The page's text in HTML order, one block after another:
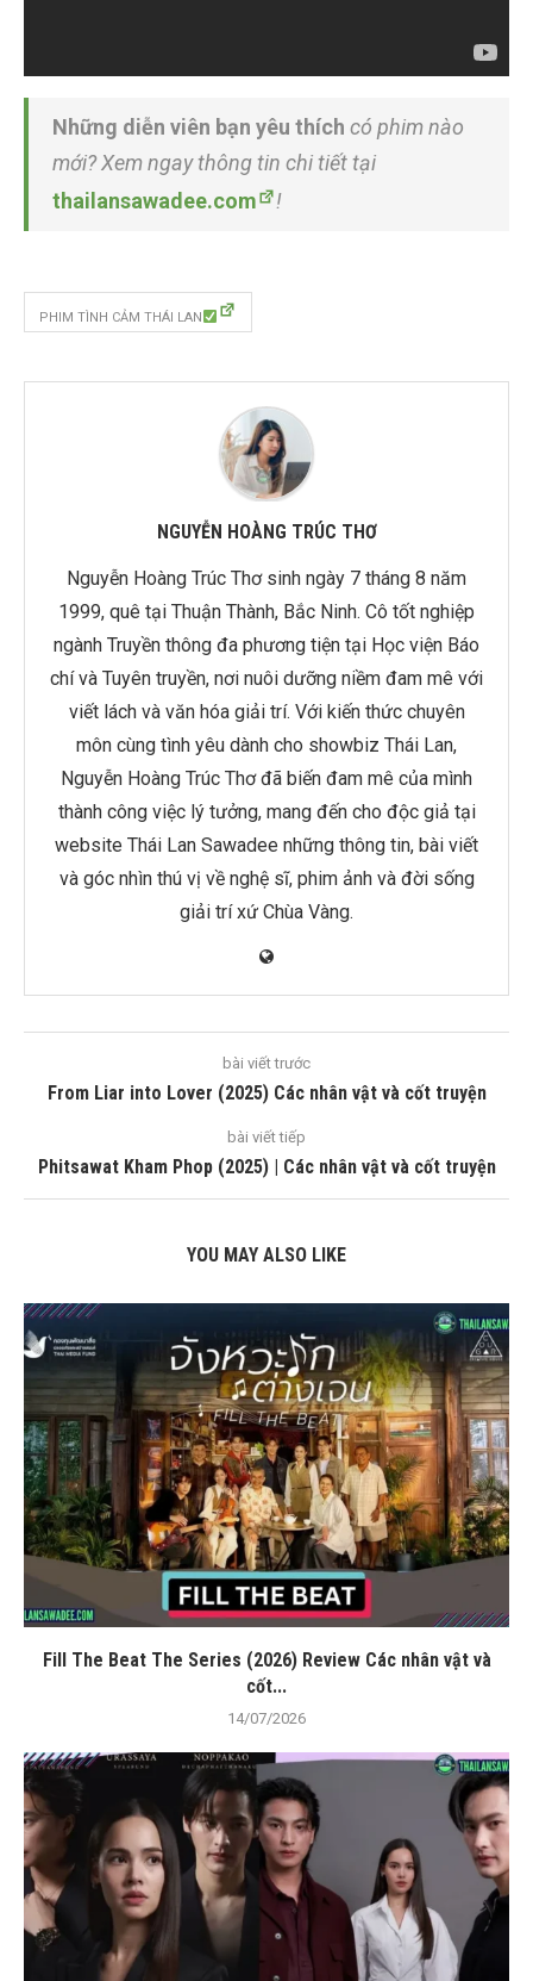
Những diễn viên bạn yêu thích có phim nào
mới? Xem ngay thông tin chi tiết tại
thailansawadee.com
!
PHIM TÌNH CẢM THÁI LAN
NGUYỄN HOÀNG TRÚC THƠ
Nguyễn Hoàng Trúc Thơ sinh ngày 7 tháng 8 năm
1999, quê tại Thuận Thành, Bắc Ninh. Cô tốt nghiệp
ngành Truyền thông đa phương tiện tại Học viện Báo
chí và Tuyên truyền, nơi nuôi dưỡng niềm đam mê với
viết lách và văn hóa giải trí. Với kiến thức chuyên
môn cùng tình yêu dành cho showbiz Thái Lan,
Nguyễn Hoàng Trúc Thơ đã biến đam mê của mình
thành công việc lý tưởng, mang đến cho độc giả tại
website Thái Lan Sawadee những thông tin, bài viết
và góc nhìn thú vị về nghệ sĩ, phim ảnh và đời sống
giải trí xứ Chùa Vàng.
bài viết trước
From Liar into Lover (2025) Các nhân vật và cốt truyện
bài viết tiếp
Phitsawat Kham Phop (2025) | Các nhân vật và cốt truyện
YOU MAY ALSO LIKE
Fill The Beat The Series (2026) Review Các nhân vật và
cốt...
14/07/2026